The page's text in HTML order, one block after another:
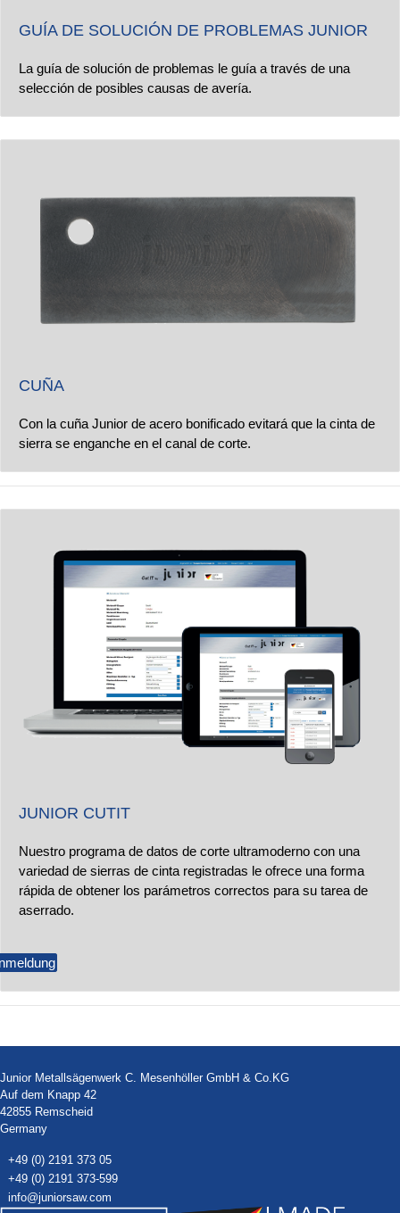
GUÍA DE SOLUCIÓN DE PROBLEMAS JUNIOR
La guía de solución de problemas le guía a través de una
selección de posibles causas de avería.
CUÑA
Con la cuña Junior de acero bonificado evitará que la cinta de
sierra se enganche en el canal de corte.
JUNIOR CUTIT
Nuestro programa de datos de corte ultramoderno con una
variedad de sierras de cinta registradas le ofrece una forma
rápida de obtener los parámetros correctos para su tarea de
aserrado.
Junior Metallsägenwerk C. Mesenhöller GmbH & Co.KG
Auf dem Knapp 42
42855 Remscheid
Germany
+49 (0) 2191 373 05
+49 (0) 2191 373-599
info@juniorsaw.com